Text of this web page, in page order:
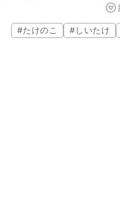
しいので、ぜひお試しく
#たけのこ #しいたけ